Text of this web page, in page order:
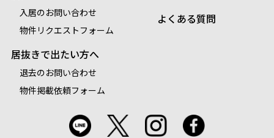
入居のお問い合わせ
物件リクエストフォーム
居抜きで出たい方へ
退去のお問い合わせ
物件掲載依頼フォーム
よくある質問